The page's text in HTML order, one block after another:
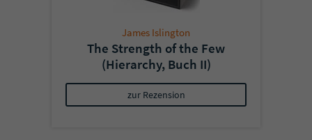
James Islington
The Strength of the Few
(Hierarchy, Buch II)
zur Rezension